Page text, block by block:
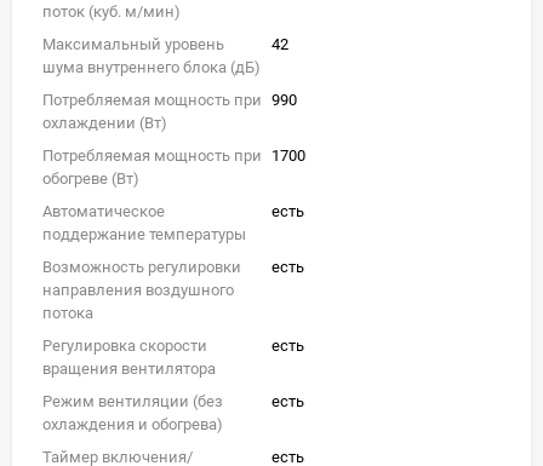
поток (куб. м/мин)
Максимальный уровень
шума внутреннего блока (дБ)
42
Потребляемая мощность при
охлаждении (Вт)
990
Потребляемая мощность при
обогреве (Вт)
1700
Автоматическое
поддержание температуры
есть
Возможность регулировки
направления воздушного
потока
есть
Регулировка скорости
вращения вентилятора
есть
Режим вентиляции (без
охлаждения и обогрева)
есть
Таймер включения/
есть